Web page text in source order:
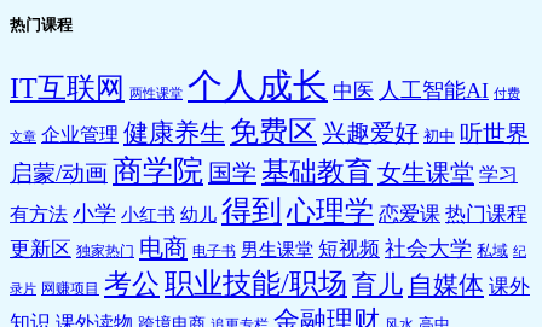
热门课程
IT互联网 两性课堂 个人成长 中医 人工智能AI 付费
文章 企业管理 健康养生 免费区 兴趣爱好 初中 听世界
启蒙/动画商学院 国学 基础教育 女生课堂 学习
有方法 小学 小红书 幼儿 得到 心理学 恋爱课 热门课程
更新区 独家热门 电商 电子书 男生课堂 短视频 社会大学 私域 纪
录片 网赚项目 考公 职业技能/职场 育儿 自媒体 课外
课外读物 金融理财